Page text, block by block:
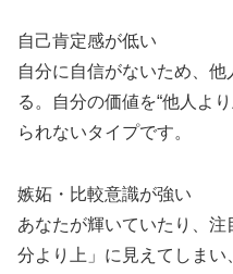
自己肯定感が低い
自分に自信がないため、
る。自分の価値を“他人よ
られないタイプです。
嫉妬・比較意識が強い
あなたが輝いていたり、
分より上」に見えてしま